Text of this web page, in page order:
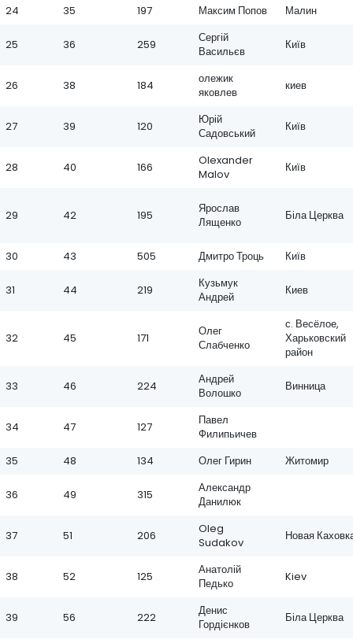
24 35 197 Максим Попов Малин
25 36 259
Сергій
Васильєв
Київ
26 38 184
олежик
яковлев
киев
27 39 120
Юрій
Садовський
Київ
28 40 166
Olexander
Malov
Київ
29 42 195
Ярослав
Лященко
Біла Церква
30 43 505 Дмитро Троць Київ
31 44 219
Кузьмук
Андрей
Киев
32 45 171
Олег
Слабченко
с. Весёлое,
Харьковский
район
33 46 224
Андрей
Волошко
Винница
34 47 127
Павел
Филипьичев
35
48 134 Олег Гирин Житомир
36 49 315
Александр
Данилюк
37 51 206
Oleg
Sudakov
Новая
38 52 125
Анатолій
Педько
Kiev
39 56 222
Денис
Гордієнков
Біла Церква